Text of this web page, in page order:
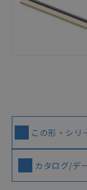
この形・シリ
カタログ/デ